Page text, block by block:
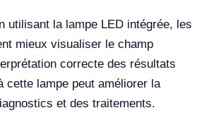
utilisant la lampe LED intégrée, les
mieux visualiser le champ
correcte des résultats
cette lampe peut améliorer la
et des traitements.